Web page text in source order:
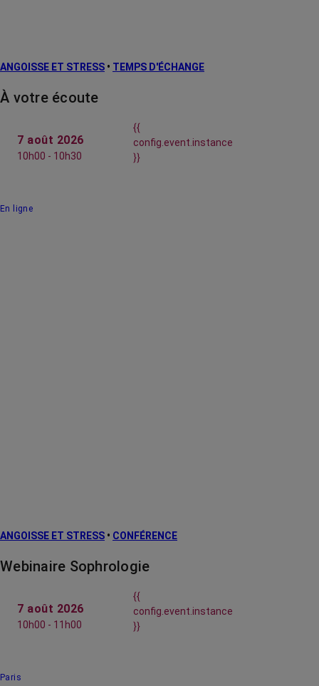
ANGOISSE ET STRESS • TEMPS D'ÉCHANGE
À votre écoute
7 août 2026
10h00 - 10h30
{{
config.event.instance
}}
En ligne
ANGOISSE ET STRESS • CONFÉRENCE
Webinaire Sophrologie
7 août 2026
10h00 - 11h00
{{
config.event.instance
}}
Paris